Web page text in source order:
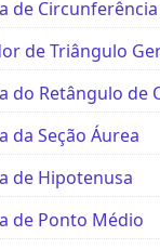
de
de Triângulo
do Retângulo de
da Seção Áurea
de Hipotenusa
de Ponto Médio